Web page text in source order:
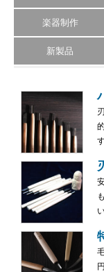
楽器制作
新製品